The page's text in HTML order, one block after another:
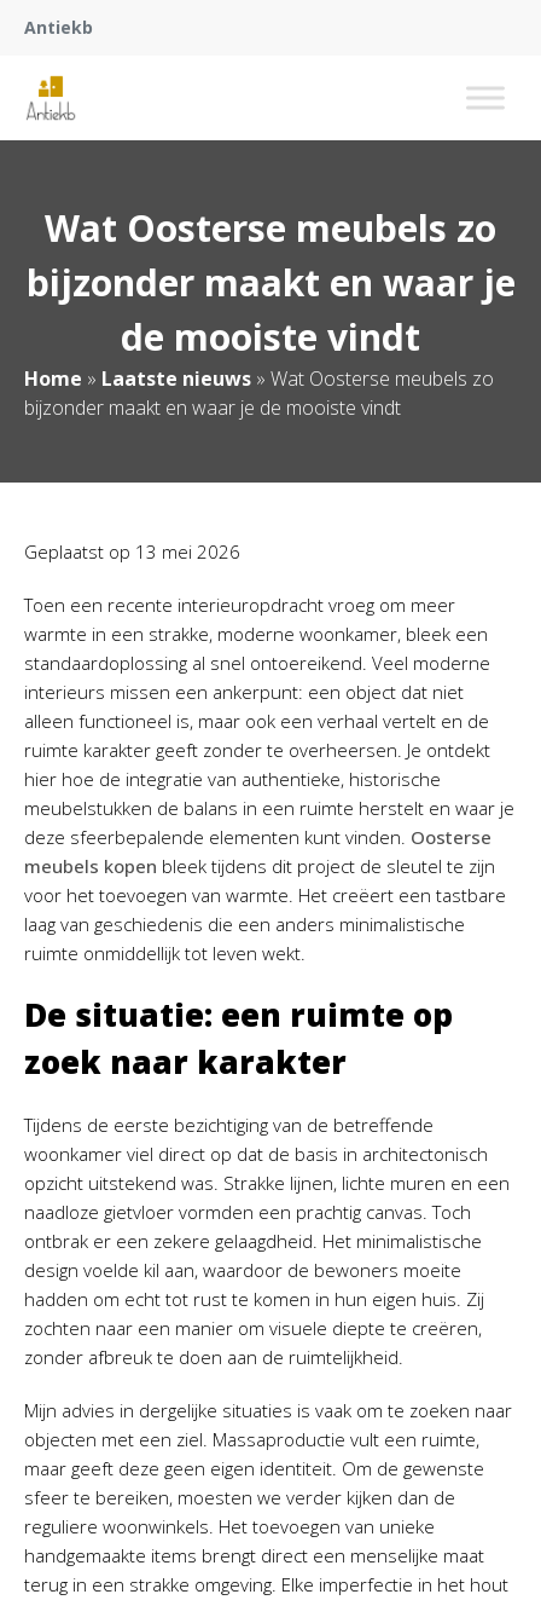
Antiekb
Wat Oosterse meubels zo
bijzonder maakt en waar je
de mooiste vindt
Home » Laatste nieuws » Wat Oosterse meubels zo
bijzonder maakt en waar je de mooiste vindt
Geplaatst op 13 mei 2026
Toen een recente interieuropdracht vroeg om meer
warmte in een strakke, moderne woonkamer, bleek een
standaardoplossing al snel ontoereikend. Veel moderne
interieurs missen een ankerpunt: een object dat niet
alleen functioneel is, maar ook een verhaal vertelt en de
ruimte karakter geeft zonder te overheersen. Je ontdekt
hier hoe de integratie van authentieke, historische
meubelstukken de balans in een ruimte herstelt en waar je
deze sfeerbepalende elementen kunt vinden. Oosterse
meubels kopen bleek tijdens dit project de sleutel te zijn
voor het toevoegen van warmte. Het creëert een tastbare
laag van geschiedenis die een anders minimalistische
ruimte onmiddellijk tot leven wekt.
De situatie: een ruimte op
zoek naar karakter
Tijdens de eerste bezichtiging van de betreffende
woonkamer viel direct op dat de basis in architectonisch
opzicht uitstekend was. Strakke lijnen, lichte muren en een
naadloze gietvloer vormden een prachtig canvas. Toch
ontbrak er een zekere gelaagdheid. Het minimalistische
design voelde kil aan, waardoor de bewoners moeite
hadden om echt tot rust te komen in hun eigen huis. Zij
zochten naar een manier om visuele diepte te creëren,
zonder afbreuk te doen aan de ruimtelijkheid.
Mijn advies in dergelijke situaties is vaak om te zoeken naar
objecten met een ziel. Massaproductie vult een ruimte,
maar geeft deze geen eigen identiteit. Om de gewenste
sfeer te bereiken, moesten we verder kijken dan de
reguliere woonwinkels. Het toevoegen van unieke
handgemaakte items brengt direct een menselijke maat
terug in een strakke omgeving. Elke imperfectie in het hout